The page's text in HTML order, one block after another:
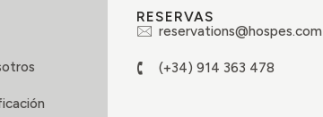
RESERVAS
reservations@hospes.com
(+34) 914 363 478